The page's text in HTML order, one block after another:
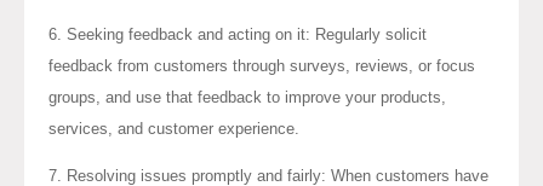
6. Seeking feedback and acting on it: Regularly solicit
feedback from customers through surveys, reviews, or focus
groups, and use that feedback to improve your products,
services, and customer experience.
7. Resolving issues promptly and fairly: When customers have